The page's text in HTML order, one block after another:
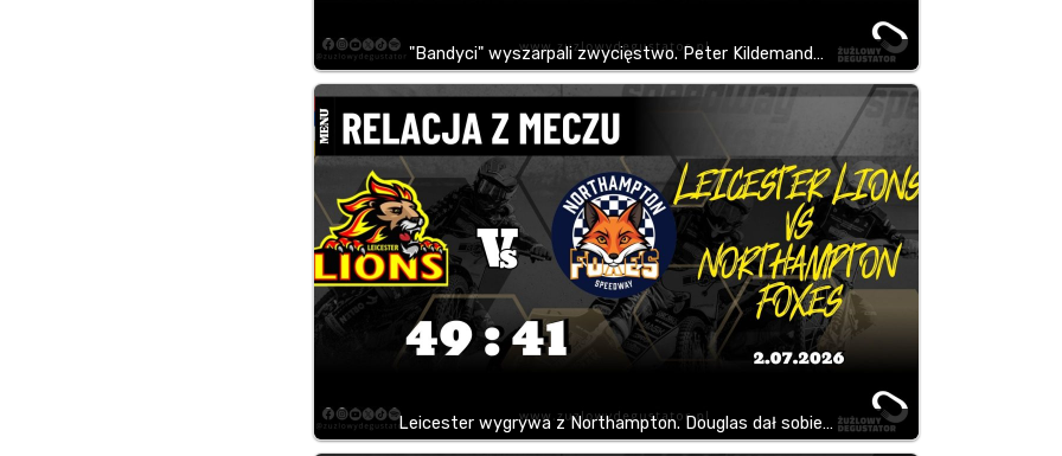
"Bandyci" wyszarpali zwycięstwo. Peter Kildemand…
Leicester wygrywa z Northampton. Douglas dał sobie…